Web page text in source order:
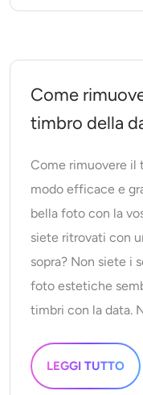
Come
timbro della
Come rimuovere il
modo efficace e
bella foto con la
siete ritrovati con
sopra? Non siete i
foto estetiche
timbri con la data.
LEGGI TUTTO